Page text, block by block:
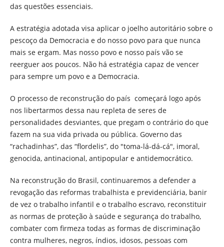
das questões essenciais.
A estratégia adotada visa aplicar o joelho autoritário sobre o
pescoço da Democracia e do nosso povo para que nunca
mais se ergam. Mas nosso povo e nosso país vão se
reerguer aos poucos. Não há estratégia capaz de vencer
para sempre um povo e a Democracia.
O processo de reconstrução do país começará logo após
nos libertarmos dessa nau repleta de seres de
personalidades desviantes, que pregam o contrário do que
fazem na sua vida privada ou pública. Governo das
“rachadinhas”, das “flordelis”, do "toma-lá-dá-cá", imoral,
genocida, antinacional, antipopular e antidemocrático.
Na reconstrução do Brasil, continuaremos a defender a
revogação das reformas trabalhista e previdenciária, banir
de vez o trabalho infantil e o trabalho escravo, reconstituir
as normas de proteção à saúde e segurança do trabalho,
combater com firmeza todas as formas de discriminação
contra mulheres, negros, índios, idosos, pessoas com